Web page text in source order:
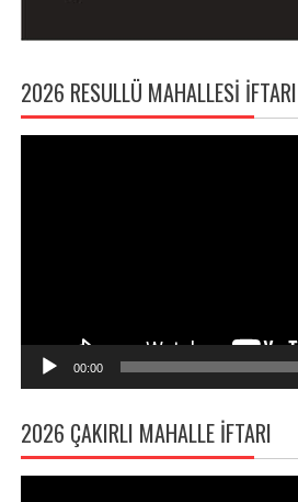
2026 RESULLÜ MAHALLESI İFTARI
00:00
2026 ÇAKIRLI MAHALLE İFTARI